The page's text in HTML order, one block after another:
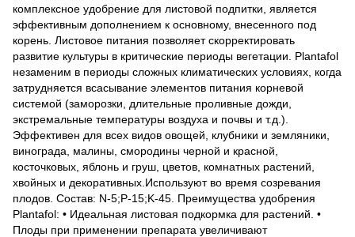
комплексное удобрение для листовой подпитки, является
эффективным дополнением к основному, внесенного под
корень. Листовое питания позволяет скорректировать
развитие культуры в критические периоды вегетации. Plantafol
незаменим в периоды сложных климатических условиях, когда
затрудняется всасывание элементов питания корневой
системой (заморозки, длительные проливные дожди,
экстремальные температуры воздуха и почвы и т.д.).
Эффективен для всех видов овощей, клубники и земляники,
винограда, малины, смородины черной и красной,
косточковых, яблонь и груш, цветов, комнатных растений,
хвойных и декоративных.Используют во время созревания
плодов. Состав: N-5;P-15;K-45. Преимущества удобрения
Plantafol: • Идеальная листовая подкормка для растений. •
Плоды при применении препарата увеличивают